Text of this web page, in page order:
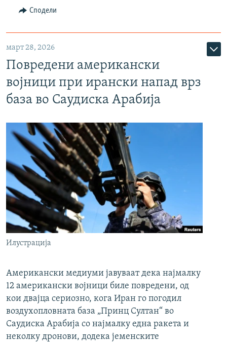
Сподели
март 28, 2026
Повредени американски
војници при ирански напад врз
база во Саудиска Арабија
Илустрација
Американски медиуми јавуваат дека најмалку
12 американски војници биле повредени, од
кои двајца сериозно, кога Иран го погодил
воздухопловната база „Принц Султан“ во
Саудиска Арабија со најмалку една ракета и
неколку дронови, додека јеменските